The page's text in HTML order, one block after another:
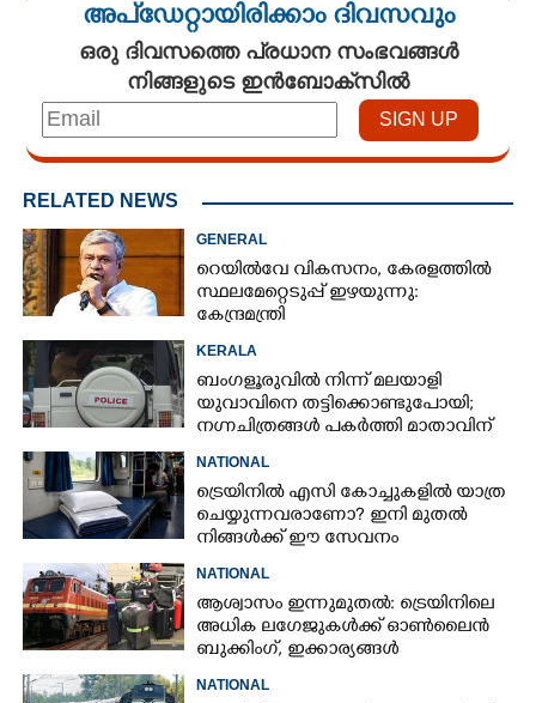
അപ്ഡേറ്റായിരിക്കാം ദിവസവും
ഒരു ദിവസത്തെ പ്രധാന സംഭവങ്ങൾ
നിങ്ങളുടെ ഇൻബോക്സിൽ
RELATED NEWS
GENERAL
റെയിൽവേ വികസനം, കേരളത്തിൽ
സ്ഥലമേറ്റെടുപ്പ് ഇഴയുന്നു:
കേന്ദ്രമന്ത്രി
KERALA
ബംഗളൂരുവിൽ നിന്ന് മലയാളി
യുവാവിനെ തട്ടിക്കൊണ്ടുപോയി;
നഗ്നചിത്രങ്ങൾ പകർത്തി മാതാവിന്
NATIONAL
ട്രെയിനിൽ എസി കോച്ചുകളിൽ യാത്ര
ചെയ്യുന്നവരാണോ? ഇനി മുതൽ
നിങ്ങൾക്ക് ഈ സേവനം
NATIONAL
ആശ്വാസം ഇന്നുമുതൽ: ട്രെയിനിലെ
അധിക ലഗേജുകൾക്ക് ഓൺലൈൻ
ബുക്കിംഗ്, ഇക്കാര്യങ്ങൾ
NATIONAL